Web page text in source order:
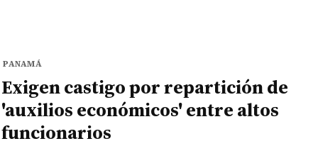
PANAMÁ
Exigen castigo por repartición de
'auxilios económicos' entre altos
funcionarios